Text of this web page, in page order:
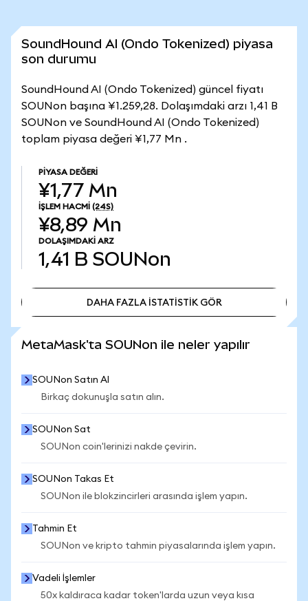
SoundHound AI (Ondo Tokenized) piyasa
son durumu
SoundHound AI (Ondo Tokenized) güncel fiyatı
SOUNon başına ¥1.259,28. Dolaşımdaki arzı 1,41 B
SOUNon ve SoundHound AI (Ondo Tokenized)
toplam piyasa değeri ¥1,77 Mn .
PIYASA DEĞERI
¥1,77 Mn
İŞLEM HACMI (24S)
¥8,89 Mn
DOLAŞIMDAKI ARZ
1,41 B SOUNon
DAHA FAZLA İSTATİSTİK GÖR
MetaMask'ta SOUNon ile neler yapılır
SOUNon Satın Al
Birkaç dokunuşla satın alın.
SOUNon Sat
SOUNon coin'lerinizi nakde çevirin.
SOUNon Takas Et
SOUNon ile blokzincirleri arasında işlem yapın.
Tahmin Et
SOUNon ve kripto tahmin piyasalarında işlem yapın.
Vadeli İşlemler
50x kaldıraca kadar token'larda uzun veya kısa